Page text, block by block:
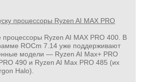
24 500руб.
процессоры Ryzen AI MAX PRO
процессоры Ryzen AI MAX PRO 400. В
ROCm 7.14 уже поддерживают
модели — Ryzen AI Max+ PRO
490 и Ryzen AI Max PRO 485 (их
Halo).